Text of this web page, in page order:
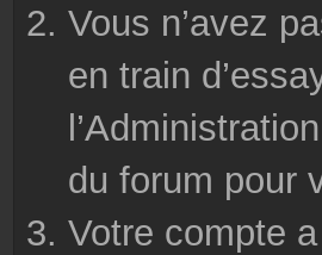
Vous n’avez
en train
du forum pour
Votre compte